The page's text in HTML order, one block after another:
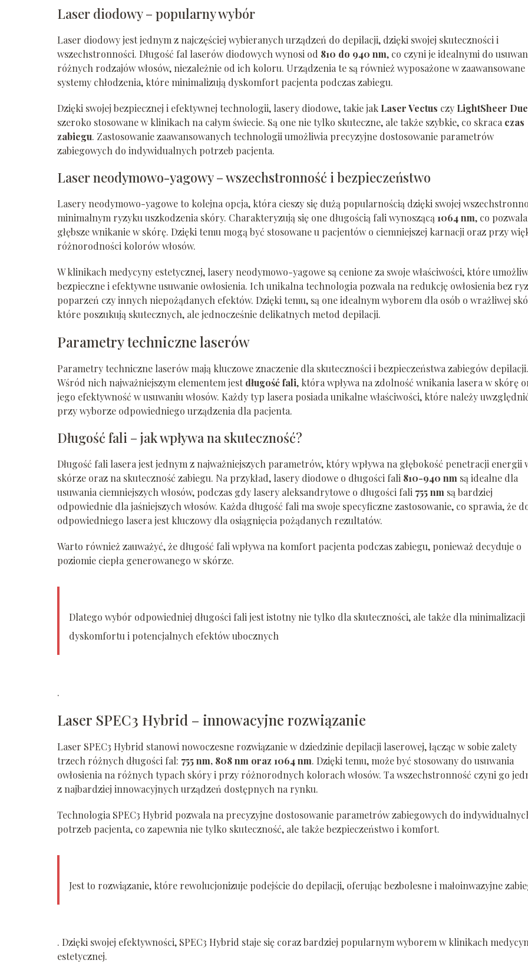
Laser diodowy – popularny wybór
Laser diodowy jest jednym z najczęściej wybieranych urządzeń do depilacji, dzięki swojej skuteczności i
wszechstronności. Długość fal laserów diodowych wynosi od 810 do 940 nm, co czyni je idealnymi do
różnych rodzajów włosów, niezależnie od ich koloru. Urządzenia te są również wyposażone w zaawansowane
systemy chłodzenia, które minimalizują dyskomfort pacjenta podczas zabiegu.
Dzięki swojej bezpiecznej i efektywnej technologii, lasery diodowe, takie jak Laser Vectus czy LightSheer
szeroko stosowane w klinikach na całym świecie. Są one nie tylko skuteczne, ale także szybkie, co skraca czas
zabiegu. Zastosowanie zaawansowanych technologii umożliwia precyzyjne dostosowanie parametrów
zabiegowych do indywidualnych potrzeb pacjenta.
Laser neodymowo-yagowy – wszechstronność i bezpieczeństwo
Lasery neodymowo-yagowe to kolejna opcja, która cieszy się dużą popularnością dzięki swojej
minimalnym ryzyku uszkodzenia skóry. Charakteryzują się one długością fali wynoszącą 1064 nm, co
głębsze wnikanie w skórę. Dzięki temu mogą być stosowane u pacjentów o ciemniejszej karnacji oraz przy
różnorodności kolorów włosów.
W klinikach medycyny estetycznej, lasery neodymowo-yagowe są cenione za swoje właściwości, które
bezpieczne i efektywne usuwanie owłosienia. Ich unikalna technologia pozwala na redukcję owłosienia bez
poparzeń czy innych niepożądanych efektów. Dzięki temu, są one idealnym wyborem dla osób o wrażliwej
które poszukują skutecznych, ale jednocześnie delikatnych metod depilacji.
Parametry techniczne laserów
Parametry techniczne laserów mają kluczowe znaczenie dla skuteczności i bezpieczeństwa zabiegów depilacji.
Wśród nich najważniejszym elementem jest długość fali, która wpływa na zdolność wnikania lasera w skórę
jego efektywność w usuwaniu włosów. Każdy typ lasera posiada unikalne właściwości, które należy
przy wyborze odpowiedniego urządzenia dla pacjenta.
Długość fali – jak wpływa na skuteczność?
Długość fali lasera jest jednym z najważniejszych parametrów, który wpływa na głębokość penetracji energii
skórze oraz na skuteczność zabiegu. Na przykład, lasery diodowe o długości fali 810-940 nm są idealne dla
usuwania ciemniejszych włosów, podczas gdy lasery aleksandrytowe o długości fali 755 nm są bardziej
odpowiednie dla jaśniejszych włosów. Każda długość fali ma swoje specyficzne zastosowanie, co sprawia, że
odpowiedniego lasera jest kluczowy dla osiągnięcia pożądanych rezultatów.
Warto również zauważyć, że długość fali wpływa na komfort pacjenta podczas zabiegu, ponieważ decyduje o
poziomie ciepła generowanego w skórze.
Dlatego wybór odpowiedniej długości fali jest istotny nie tylko dla skuteczności, ale także dla minimalizacji
dyskomfortu i potencjalnych efektów ubocznych
.
Laser SPEC3 Hybrid – innowacyjne rozwiązanie
Laser SPEC3 Hybrid stanowi nowoczesne rozwiązanie w dziedzinie depilacji laserowej, łącząc w sobie zalety
trzech różnych długości fal: 755 nm, 808 nm oraz 1064 nm. Dzięki temu, może być stosowany do usuwania
owłosienia na różnych typach skóry i przy różnorodnych kolorach włosów. Ta wszechstronność czyni go
z najbardziej innowacyjnych urządzeń dostępnych na rynku.
Technologia SPEC3 Hybrid pozwala na precyzyjne dostosowanie parametrów zabiegowych do
potrzeb pacjenta, co zapewnia nie tylko skuteczność, ale także bezpieczeństwo i komfort.
Jest to rozwiązanie, które rewolucjonizuje podejście do depilacji, oferując bezbolesne i małoinwazyjne
. Dzięki swojej efektywności, SPEC3 Hybrid staje się coraz bardziej popularnym wyborem w klinikach
estetycznej.